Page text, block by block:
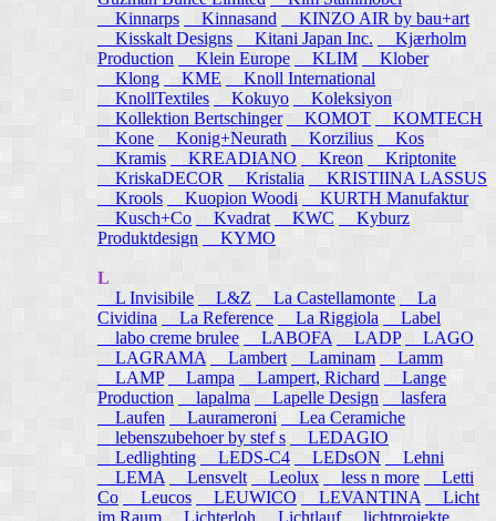
Kinnarps
Kinnasand
KINZO AIR by bau+art
Kisskalt Designs
Kitani Japan Inc.
Kjærholm
Production
Klein Europe KLIM
Klober
Klong
KME
Knoll International
KnollTextiles
Kokuyo
Koleksiyon
Kollektion Bertschinger KOMOT
KOMTECH
Kone
Konig+Neurath Korzilius
Kos
Kramis
KREADIANO Kreon
Kriptonite
KriskaDECOR
Kristalia
KRISTIINA LASSUS
Krools
Kuopion Woodi
KURTH Manufaktur
Kusch+Co
Kvadrat KWC
Kyburz
Produktdesign
KYMO
L
L Invisibile
L&Z La Castellamonte
La
Cividina
La Reference La Riggiola
Label
labo creme brulee
LABOFA LADP
LAGO
LAGRAMA
Lambert Laminam
Lamm
LAMP
Lampa Lampert, Richard
Lange
Production
lapalma Lapelle Design
lasfera
Laufen
Laurameroni
Lea Ceramiche
lebenszubehoer by stef s
LEDAGIO
Ledlighting
LEDS-C4 LEDsON
Lehni
LEMA
Lensvelt Leolux less n more
Letti
Co
Leucos LEUWICO LEVANTINA
Licht